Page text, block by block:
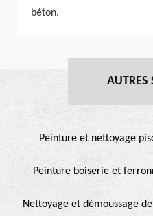
béton.
AUTRES
Peinture et nettoyage
Peinture boiserie et
Nettoyage et démoussage